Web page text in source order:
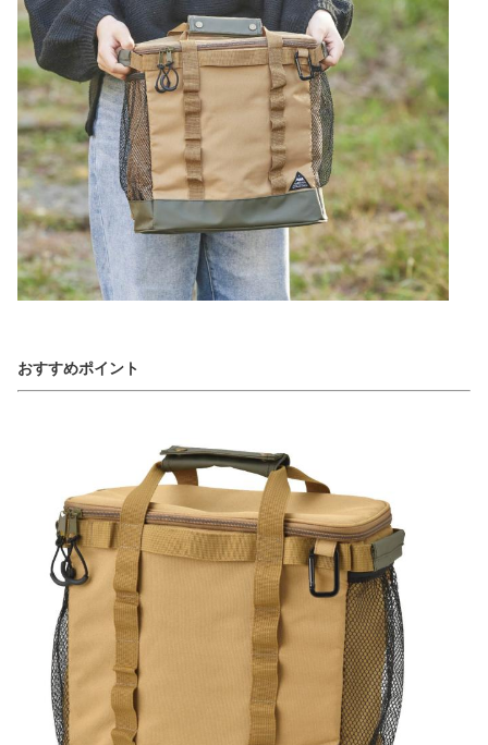
おすすめポイント